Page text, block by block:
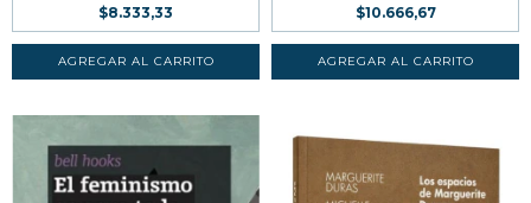
$8.333,33
$10.666,67